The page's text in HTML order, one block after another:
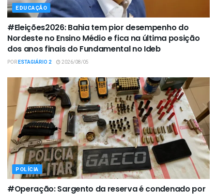
EDUCAÇÃO
#Eleições2026: Bahia tem pior desempenho do
Nordeste no Ensino Médio e fica na última posição
dos anos finais do Fundamental no Ideb
PORESTAGIÁRIO 2 2026/08/05
POLÍCIA
#Operação: Sargento da reserva é condenado por